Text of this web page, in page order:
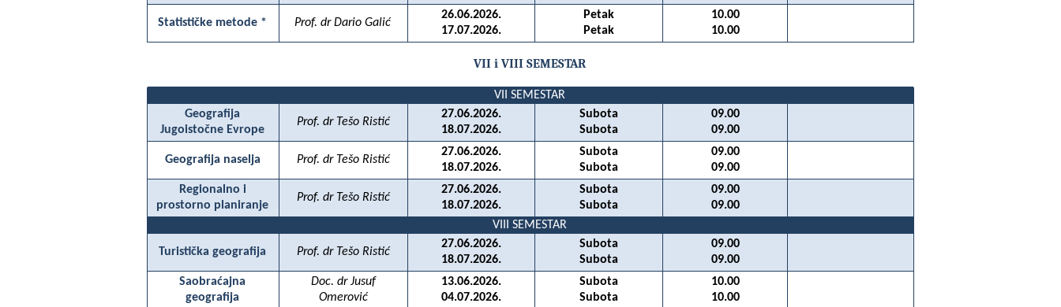
Statističke metode * Prof. dr Dario Galić
26.06.2026.
17.07.2026.
Petak
Petak
10.00
10.00
VII i VIII SEMESTAR
VII SEMESTAR
Geografija
Jugoistočne Evrope
Prof. dr Tešo Ristić
27.06.2026.
18.07.2026.
Subota
Subota
09.00
09.00
Geografija naselja Prof. dr Tešo Ristić
27.06.2026.
18.07.2026.
Subota
Subota
09.00
09.00
Regionalno i
prostorno planiranje
Prof. dr Tešo Ristić
27.06.2026.
18.07.2026.
Subota
Subota
09.00
09.00
VIII SEMESTAR
Turistička geografija Prof. dr Tešo Ristić
27.06.2026.
18.07.2026.
Subota
Subota
09.00
09.00
Saobraćajna
geografija
Doc. dr Jusuf
Omerović
13.06.2026.
04.07.2026.
Subota
Subota
10.00
10.00